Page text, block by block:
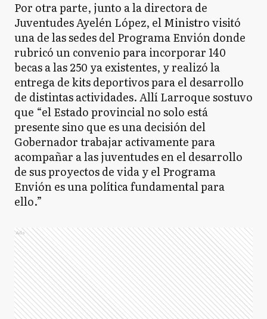
Por otra parte, junto a la directora de
Juventudes Ayelén López, el Ministro visitó
una de las sedes del Programa Envión donde
rubricó un convenio para incorporar 140
becas a las 250 ya existentes, y realizó la
entrega de kits deportivos para el desarrollo
de distintas actividades. Allí Larroque sostuvo
que “el Estado provincial no solo está
presente sino que es una decisión del
Gobernador trabajar activamente para
acompañar a las juventudes en el desarrollo
de sus proyectos de vida y el Programa
Envión es una política fundamental para
ello.”
Ads